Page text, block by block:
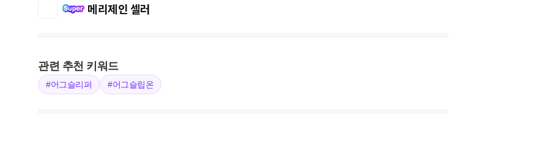
메리제인 셀러
관련 추천 키워드
#어그슬리퍼 #어그슬립온